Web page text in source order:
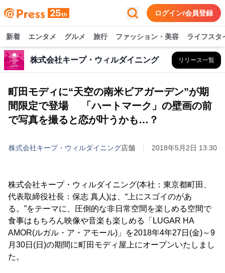
ログイン/会員登録
新着 エンタメ グルメ 旅行 ファッション・美容 ライフスタ
株式会社キープ・ウィルダイニング リリース一覧
町田モディに“天空の南米ビアガーデン”が期
間限定で登場 「ハートマーク」の壁画の前
で写真を撮ると恋が叶うかも…？
株式会社キープ・ウィルダイニング店舗 2018年5月2日 13:30
株式会社キープ・ウィルダイニング(本社：東京都町田、
代表取締役社長：保志 真人)は、“上にスゴイのがあ
る。”をテーマに、圧倒的な非日常空間を楽しめる空間で
食事はもちろん映像や音楽も楽しめる「LUGAR HA
AMOR(ルガル・ア・アモール)」を2018年4年27日(金)～9
月30日(日)の期間に町田モディ屋上にオープンいたしまし
た。